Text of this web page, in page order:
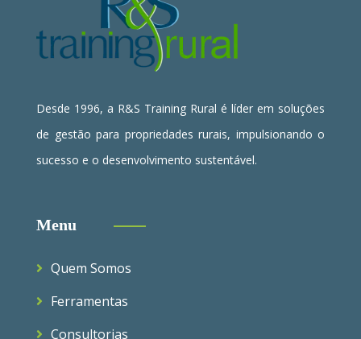
Desde 1996, a R&S Training Rural é líder em soluções
de gestão para propriedades rurais, impulsionando o
sucesso e o desenvolvimento sustentável.
Menu
Quem Somos
Ferramentas
Consultorias